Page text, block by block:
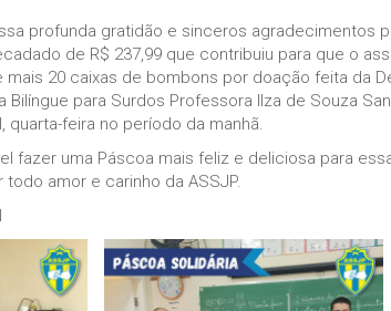
profunda gratidão e sinceros agradecimentos
de R$ 237,99 que contribuiu para que o
20 caixas de bombons por doação feita da
Bilíngue para Surdos Professora Ilza de Souza
quarta-feira no período da manhã.
fazer uma Páscoa mais feliz e deliciosa para
amor e carinho da ASSJP.